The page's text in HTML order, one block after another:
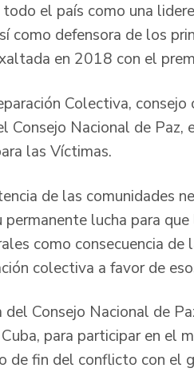
el país como una
como defensora de los
en 2018 con el
Colectiva,
Consejo Nacional de Paz,
las Víctimas.
de las comunidades
lucha para
como consecuencia
colectiva a favor de
del Consejo Nacional de
para participar en el
de fin del conflicto con el